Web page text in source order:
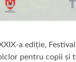
a ediție,
pentru copii și